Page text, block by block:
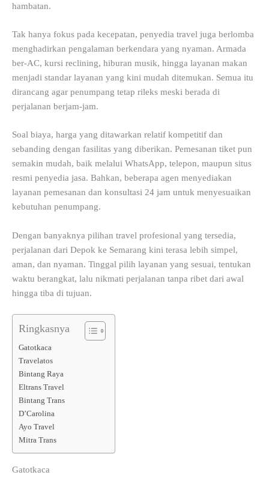
hambatan.
Tak hanya fokus pada kecepatan, penyedia travel juga berlomba
menghadirkan pengalaman berkendara yang nyaman. Armada
ber-AC, kursi reclining, hiburan musik, hingga layanan makan
menjadi standar layanan yang kini mudah ditemukan. Semua itu
dirancang agar penumpang tetap rileks meski berada di
perjalanan berjam-jam.
Soal biaya, harga yang ditawarkan relatif kompetitif dan
sebanding dengan fasilitas yang diberikan. Pemesanan tiket pun
semakin mudah, baik melalui WhatsApp, telepon, maupun situs
resmi penyedia jasa. Bahkan, beberapa agen menyediakan
layanan pemesanan dan konsultasi 24 jam untuk menyesuaikan
kebutuhan penumpang.
Dengan banyaknya pilihan travel profesional yang tersedia,
perjalanan dari Depok ke Semarang kini terasa lebih simpel,
aman, dan nyaman. Tinggal pilih layanan yang sesuai, tentukan
waktu berangkat, lalu nikmati perjalanan tanpa ribet dari awal
hingga tiba di tujuan.
Ringkasnya
Gatotkaca
Travelatos
Bintang Raya
Eltrans Travel
Bintang Trans
D’Carolina
Ayo Travel
Mitra Trans
Gatotkaca